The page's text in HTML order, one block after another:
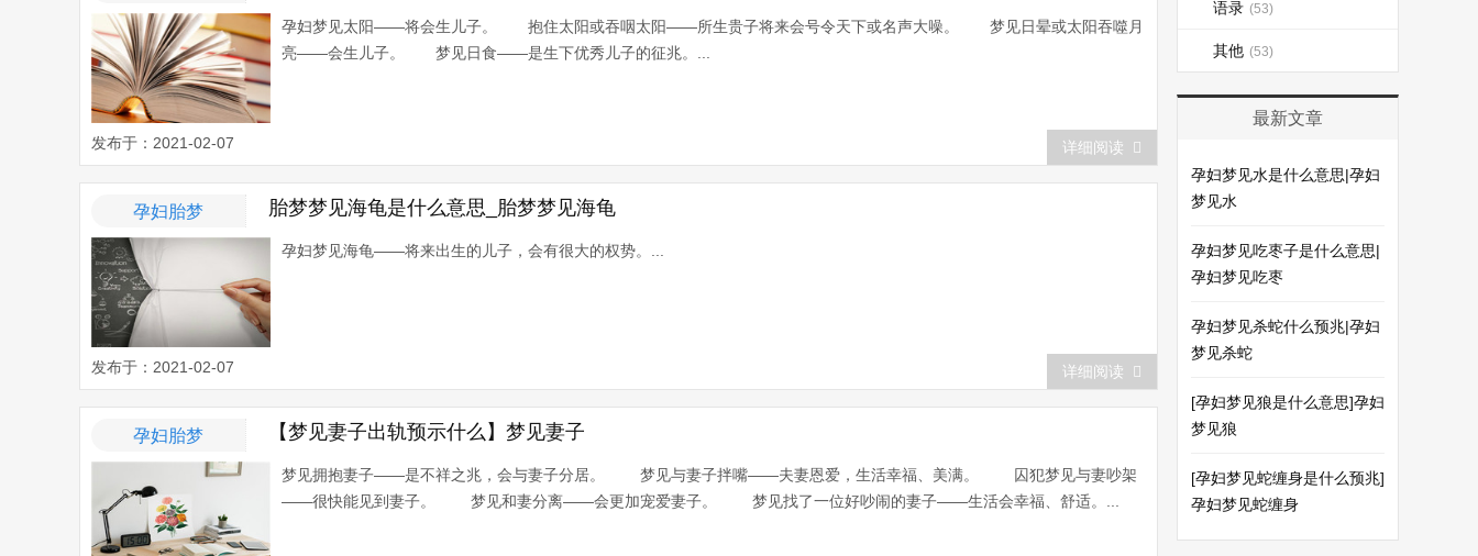
孕妇梦见太阳——将会生儿子。 抱住太阳或吞咽太阳——所生贵子将来会号令天下或名声大噪。 梦见日晕或太阳吞噬月
亮——会生儿子。 梦见日食——是生下优秀儿子的征兆。...
发布于：2021-02-07 详细阅读
孕妇胎梦 胎梦梦见海龟是什么意思_胎梦梦见海龟
孕妇梦见海龟——将来出生的儿子，会有很大的权势。...
发布于：2021-02-07 详细阅读
孕妇胎梦 【梦见妻子出轨预示什么】梦见妻子
梦见拥抱妻子——是不祥之兆，会与妻子分居。 梦见与妻子拌嘴——夫妻恩爱，生活幸福、美满。 囚犯梦见与妻吵架
——很快能见到妻子。 梦见和妻分离——会更加宠爱妻子。 梦见找了一位好吵闹的妻子——生活会幸福、舒适。...
语录 (53)
其他 (53)
最新文章
孕妇梦见水是什么意思|孕妇
梦见水
孕妇梦见吃枣子是什么意思|
孕妇梦见吃枣
孕妇梦见杀蛇什么预兆|孕妇
梦见杀蛇
[孕妇梦见狼是什么意思]孕妇
梦见狼
[孕妇梦见蛇缠身是什么预兆]
孕妇梦见蛇缠身